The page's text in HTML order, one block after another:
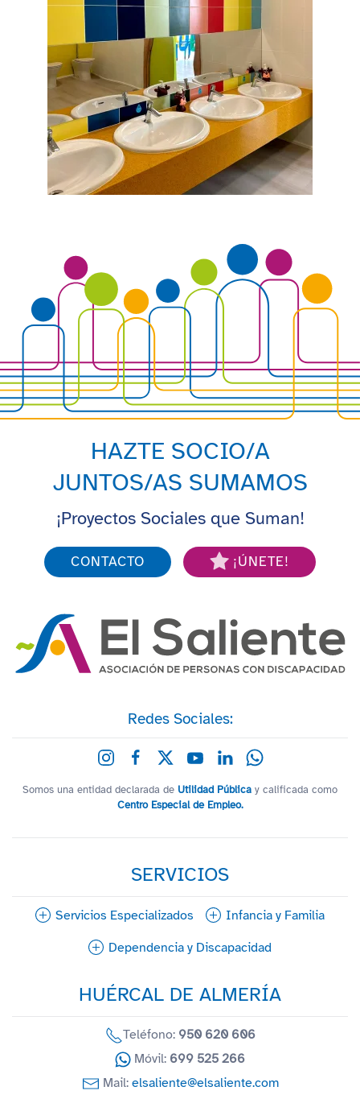
HAZTE SOCIO/A
JUNTOS/AS SUMAMOS
¡Proyectos Sociales que Suman!
CONTACTO ¡ÚNETE!
Redes Sociales:
Somos una entidad declarada de Utilidad Pública y calificada como
Centro Especial de Empleo.
SERVICIOS
Servicios Especializados Infancia y Familia
Dependencia y Discapacidad
HUÉRCAL DE ALMERÍA
Teléfono: 950 620 606
Móvil: 699 525 266
Mail: elsaliente@elsaliente.com